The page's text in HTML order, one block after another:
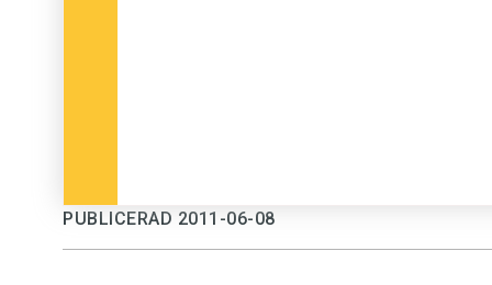
PUBLICERAD 2011-06-08